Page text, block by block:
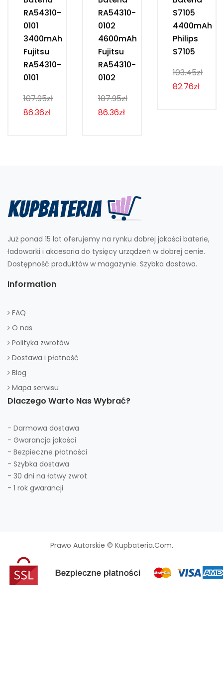
RA54310-
0101
3400mAh
Fujitsu
RA54310-
0101
107.95zł
86.36zł
RA54310-
0102
4600mAh
Fujitsu
RA54310-
0102
107.95zł
86.36zł
S7105
4400mAh
Philips
S7105
103.45zł
82.76zł
Już ponad 15 lat oferujemy na rynku dobrej jakości baterie,
ładowarki i akcesoria do tysięcy urządzeń w dobrej cenie.
Dostępność produktów w magazynie. Szybka dostawa.
Information
FAQ
O nas
Polityka zwrotów
Dostawa i płatność
Blog
Mapa serwisu
Dlaczego Warto Nas Wybrać?
- Darmowa dostawa
- Gwarancja jakości
- Bezpieczne płatności
- Szybka dostawa
- 30 dni na łatwy zwrot
- 1 rok gwarancji
Prawo Autorskie © Kupbateria.com.